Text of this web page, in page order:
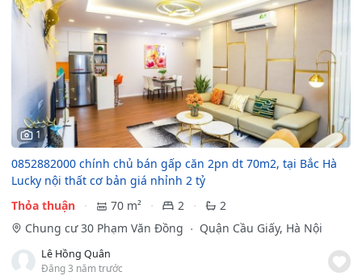
1
0852882000 chính chủ bán gấp căn 2pn dt 70m2, tại Bắc Hà
Lucky nội thất cơ bản giá nhỉnh 2 tỷ
Thỏa thuận
70 m² 2
2
Chung cư 30 Phạm Văn Đồng
Quận Cầu Giấy, Hà Nội
Lê Hồng Quân
Đăng 3 năm trước